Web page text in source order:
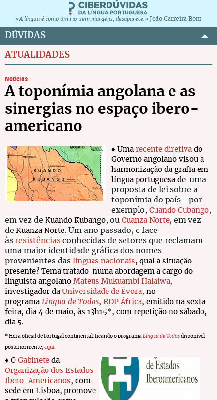
«A língua é como um rio: sem margens, desaparece.» João Carreira Bom
DÚVIDAS
ATUALIDADES
Notícias
A toponímia angolana e as
sinergias no espaço ibero-
americano
♦ Uma recente diretiva do
Governo angolano visou a
harmonização da grafia em
língua portuguesa de uma
proposta de lei sobre a
toponímia do país − por
exemplo, Cuando Cubango,
em vez de Kuando Kubango, ou Cuanza Norte, em vez
de Kuanza Norte. Um ano passado, e face
às resistências conhecidas de setores que reclamam
uma maior identidade gráfica dos nomes
provenientes das línguas nacionais, qual a situação
presente? Tema tratado numa abordagem a cargo do
linguista angolano Mateus Mukuambi Halaiwa,
investigador da Universidade de Évora, no
programa Língua de Todos, RDP África, emitido na sexta-
feira, dia 4 de maio, às 13h15*, com repetição no sábado,
dia 5.
* Hora oficial de Portugal continental, ficando o programa Língua de Todos disponível
posteriormente, aqui.
♦ O Gabinete da
Organização dos Estados
Ibero-Americanos, com
sede em Lisboa, promove